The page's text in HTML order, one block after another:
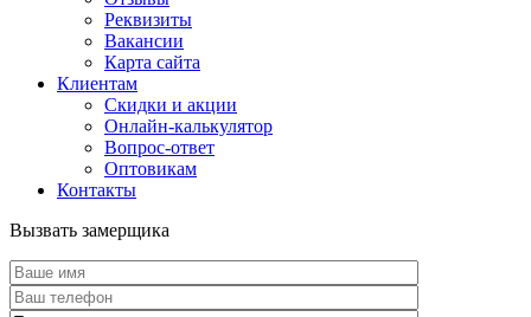
Реквизиты
Вакансии
Карта сайта
Клиентам
Скидки и акции
Онлайн-калькулятор
Вопрос-ответ
Оптовикам
Контакты
Вызвать замерщика